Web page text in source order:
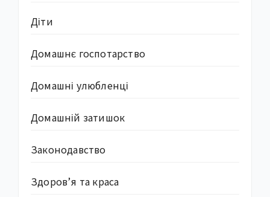
Діти
Домашнє госпотарство
Домашні улюбленці
Домашній затишок
Законодавство
Здоров’я та краса